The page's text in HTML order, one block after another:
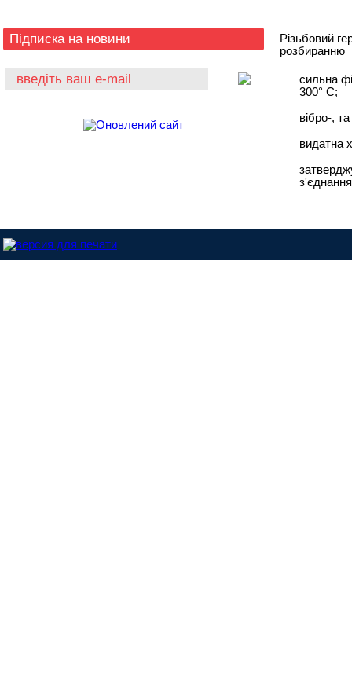
Підписка на новини
Різьбовий
розбиранню
сильна
300° C;
вібро-,
видатна
з'єднання